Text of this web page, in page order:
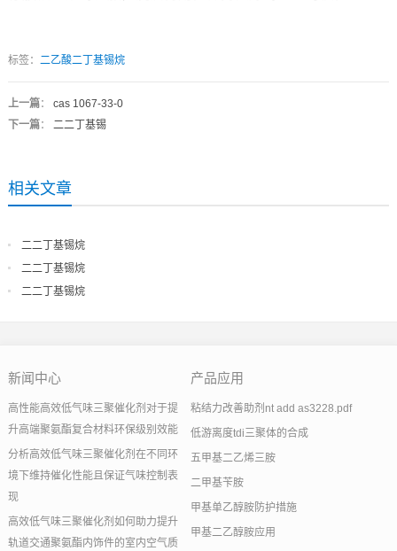
标签： 二乙酸二丁基锡烷
上一篇： cas 1067-33-0
下一篇： 二二丁基锡
相关文章
二二丁基锡烷
二二丁基锡烷
二二丁基锡烷
新闻中心
高性能高效低气味三聚催化剂对于提
升高端聚氨酯复合材料环保级别效能
分析高效低气味三聚催化剂在不同环
境下维持催化性能且保证气味控制表
现
高效低气味三聚催化剂如何助力提升
轨道交通聚氨酯内饰件的室内空气质
产品应用
粘结力改善助剂nt add as3228.pdf
低游离度tdi三聚体的合成
五甲基二乙烯三胺
二甲基苄胺
甲基单乙醇胺防护措施
甲基二乙醇胺应用